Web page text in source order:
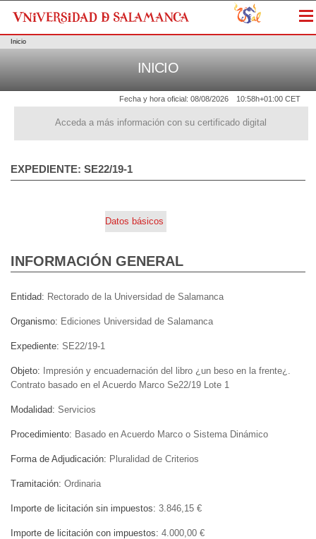
Fecha y hora oficial: 08/08/2026 10:58h+01:00 CET
Acceda a más información con su certificado digital
Inicio
INICIO
EXPEDIENTE: SE22/19-1
Datos básicos
INFORMACIÓN GENERAL
Entidad Rectorado de la Universidad de Salamanca
Organismo Ediciones Universidad de Salamanca
Expediente SE22/19-1
Objeto
Impresión y encuadernación del libro ¿un beso en la frente¿.
Contrato basado en el Acuerdo Marco Se22/19 Lote 1
Modalidad Servicios
Procedimiento Basado en Acuerdo Marco o Sistema Dinámico
Forma de Adjudicación Pluralidad de Criterios
Tramitación Ordinaria
Importe de licitación sin impuestos 3.846,15 €
Importe de licitación con impuestos 4.000,00 €